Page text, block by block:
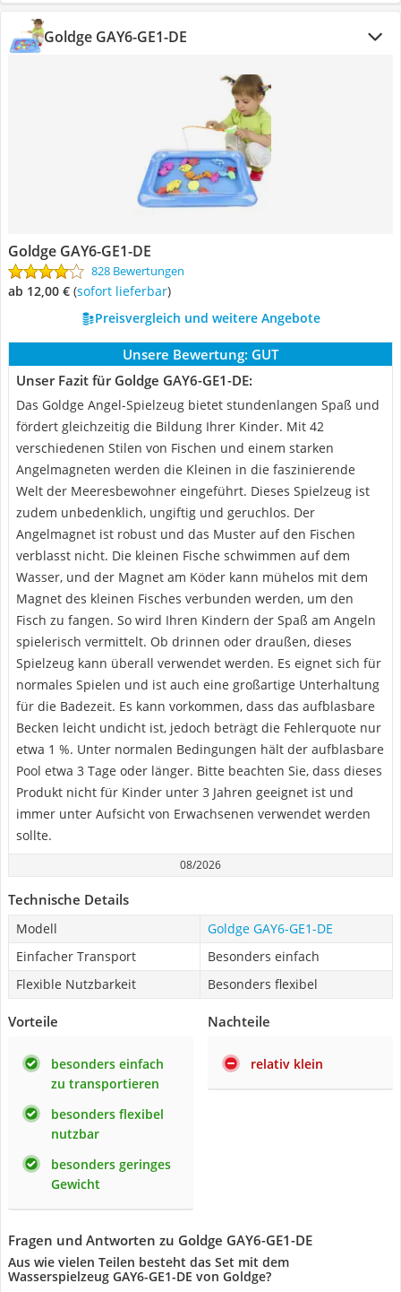
Goldge GAY6-GE1-DE
Goldge GAY6-GE1-DE
828 Bewertungen
ab 12,00 € ( Sofort lieferbar)
Preisvergleich und weitere Angebote
Unsere Bewertung: GUT
Unser Fazit für Goldge GAY6-GE1-DE:
Das Goldge Angel-Spielzeug bietet stundenlangen Spaß und
fördert gleichzeitig die Bildung Ihrer Kinder. Mit 42
verschiedenen Stilen von Fischen und einem starken
Angelmagneten werden die Kleinen in die faszinierende
Welt der Meeresbewohner eingeführt. Dieses Spielzeug ist
zudem unbedenklich, ungiftig und geruchlos. Der
Angelmagnet ist robust und das Muster auf den Fischen
verblasst nicht. Die kleinen Fische schwimmen auf dem
Wasser, und der Magnet am Köder kann mühelos mit dem
Magnet des kleinen Fisches verbunden werden, um den
Fisch zu fangen. So wird Ihren Kindern der Spaß am Angeln
spielerisch vermittelt. Ob drinnen oder draußen, dieses
Spielzeug kann überall verwendet werden. Es eignet sich für
normales Spielen und ist auch eine großartige Unterhaltung
für die Badezeit. Es kann vorkommen, dass das aufblasbare
Becken leicht undicht ist, jedoch beträgt die Fehlerquote nur
etwa 1 %. Unter normalen Bedingungen hält der aufblasbare
Pool etwa 3 Tage oder länger. Bitte beachten Sie, dass dieses
Produkt nicht für Kinder unter 3 Jahren geeignet ist und
immer unter Aufsicht von Erwachsenen verwendet werden
sollte.
08/2026
Technische Details
Modell
Goldge GAY6-GE1-DE
Einfacher Transport
Besonders einfach
Flexible Nutzbarkeit
Besonders flexibel
Vorteile
besonders einfach
zu transportieren
besonders flexibel
nutzbar
besonders geringes
Gewicht
Nachteile
relativ klein
Fragen und Antworten zu Goldge GAY6-GE1-DE
Aus wie vielen Teilen besteht das Set mit dem
Wasserspielzeug ‎GAY6-GE1-DE von Goldge?